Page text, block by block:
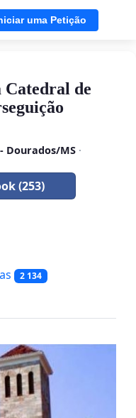
uma Petição
Catedral de
Dourados/MS·
(253)
2 134